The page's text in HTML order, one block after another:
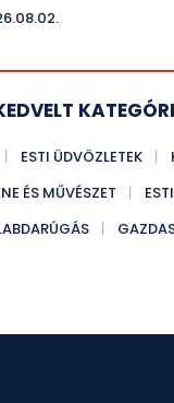
ESTI ÜDVÖZLETEK
ÉS MŰVÉSZET